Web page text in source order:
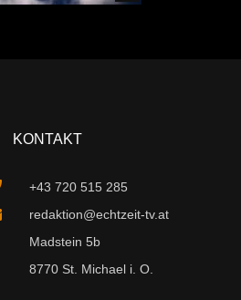
KONTAKT
+43 720 515 285
redaktion@echtzeit-tv.at
Madstein 5b
8770 St. Michael i. O.